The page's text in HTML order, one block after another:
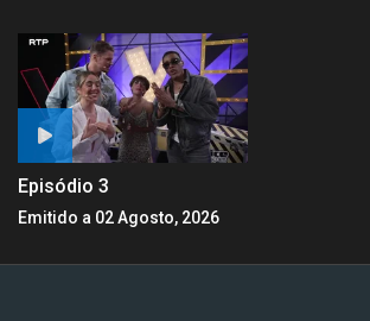
Episódio 3
Emitido a 02 Agosto, 2026